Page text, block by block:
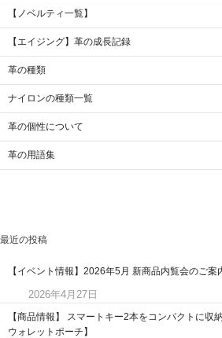
【ノベルティ一覧】
【エイジング】革の成長記録
革の種類
ナイロンの種類一覧
革の個性について
革の用語集
最近の投稿
【イベント情報】2026年5月 新商品内覧会のご案
2026年4月27日
【商品情報】 スマートキー2本をコンパクトに収
ウォレットポーチ】